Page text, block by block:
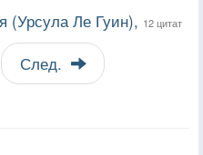
(Урсула Ле Гуин), 12 цитат
След.